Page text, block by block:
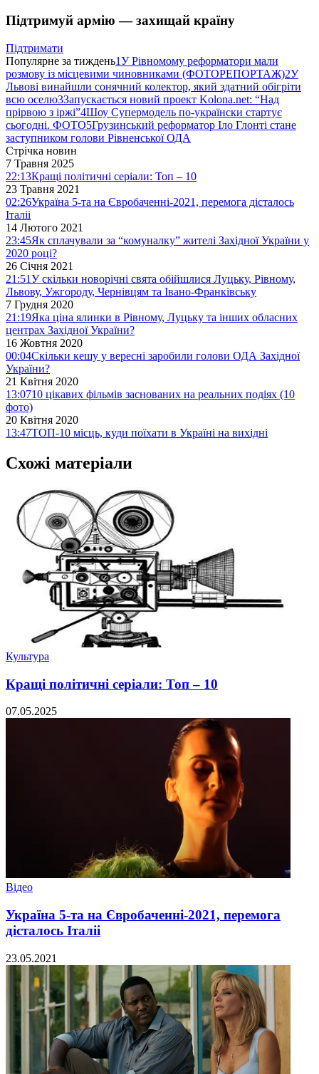
Підтримуй армію — захищай країну
Підтримати
Популярне за тиждень1У Рівномому реформатори мали
розмову із місцевими чиновниками (ФОТОРЕПОРТАЖ)2У
Львові винайшли сонячний колектор, який здатний обігріти
всю оселю3Запускається новий проект Kolona.net: “Над
прірвою з іржі”4Шоу Супермодель по-українски стартує
сьогодні. ФОТО5Грузинський реформатор Іло Глонті стане
заступником голови Рівненської ОДА
Стрічка новин
7 Травня 2025
22:13Кращі політичні серіали: Топ – 10
23 Травня 2021
02:26Україна 5-та на Євробаченні-2021, перемога дісталось
Італіі
14 Лютого 2021
23:45Як сплачували за “комуналку” жителі Західної України у
2020 році?
26 Січня 2021
21:51У скільки новорічні свята обійшлися Луцьку, Рівному,
Львову, Ужгороду, Чернівцям та Івано-Франківську
7 Грудня 2020
21:19Яка ціна ялинки в Рівному, Луцьку та інших обласних
центрах Західної України?
16 Жовтня 2020
00:04Скільки кешу у вересні заробили голови ОДА Західної
України?
21 Квітня 2020
13:0710 цікавих фільмів заснованих на реальних подіях (10
фото)
20 Квітня 2020
13:47ТОП-10 місць, куди поїхати в Україні на вихідні
Схожі матеріали
Культура
Кращі політичні серіали: Топ – 10
07.05.2025
Відео
Україна 5-та на Євробаченні-2021, перемога
дісталось Італіі
23.05.2021